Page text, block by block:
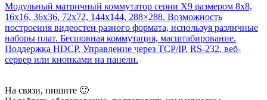
Модульный матричный коммутатор серии X9 размером 8х8,
16х16, 36х36, 72х72, 144х144, 288×288. Возможность
построения видеостен разного формата, используя различные
наборы плат. Бесшовная коммутация, масштабирование.
Поддержка HDCP. Управление через TCP/IP, RS-232, веб-
сервер или кнопками на панели.
На связи, пишите 🙂